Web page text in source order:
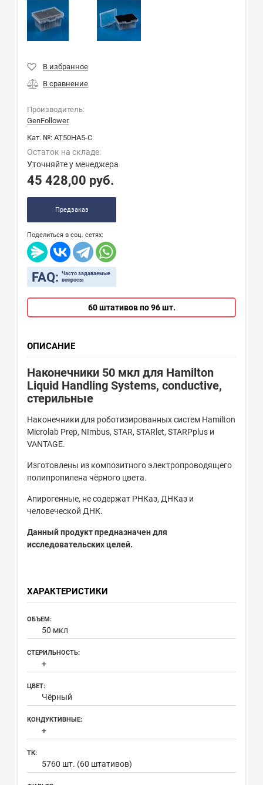
Производитель:
GenFollower
Кат. №: AT50HA5-C
Остаток на складе:
Уточняйте у менеджера
45 428,00 руб.
Предзаказ
Поделиться в соц. сетях:
FAQ: Часто задаваемые
вопросы
60 штативов по 96 шт.
ОПИСАНИЕ
Наконечники 50 мкл для Hamilton
Liquid Handling Systems, conductive,
стерильные
Наконечники для роботизированных систем Hamilton
Microlab Prep, NImbus, STAR, STARlet, STARPplus и
VANTAGE.
Изготовлены из композитного электропроводящего
полипропилена чёрного цвета.
Апирогенные, не содержат РНКаз, ДНКаз и
человеческой ДНК.
Данный продукт предназначен для
исследовательских целей.
ХАРАКТЕРИСТИКИ
ОБЪЕМ:
50 мкл
СТЕРИЛЬНОСТЬ:
+
ЦВЕТ:
Чёрный
КОНДУКТИВНЫЕ:
+
ТК:
5760 шт. (60 штативов)